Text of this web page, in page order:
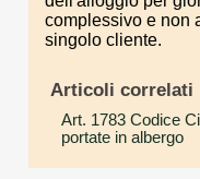
complessivo e non
singolo cliente.
Articoli correlati
Art. 1783 Codice
portate in albergo